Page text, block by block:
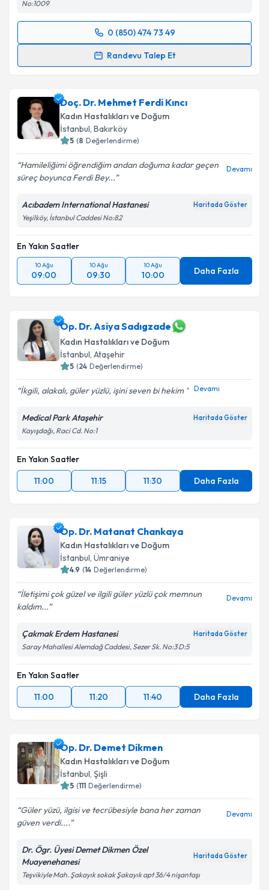
No:1009
0 (850) 474 73 49
Randevu Talep Et
Randevu Takvimi Talebi
takvim hazırlandığında e-posta ile bilgilendireceğiz.
E-posta Adresiniz
Kişisel verilerimin işlenmesine ilişkin
kapsamda işlenmesini kabul ediyorum.
Doç. Dr. Mehmet Ferdi Kıncı
Kadın Hastalıkları ve Doğum
İstanbul, Bakırköy
5 (8 Değerlendirme)
Hamileliğimi öğrendiğim andan doğuma kadar geçen
süreç boyunca Ferdi Bey...
Devamı
Acıbadem International Hastanesi Haritada Göster
Yeşilköy, İstanbul Caddesi No:82
En Yakın Saatler
10 Ağu
09:00
10 Ağu
09:30
10 Ağu
10:00 Daha Fazla
Op. Dr. Asiya Sadıgzade
Kadın Hastalıkları ve Doğum
İstanbul, Ataşehir
5 (24 Değerlendirme)
İkgili, alakalı, güler yüzlü, işini seven bi hekim Devamı
Medical Park Ataşehir Haritada Göster
Kayışdağı, Raci Cd. No:1
En Yakın Saatler
11:00
11:15 11:30 Daha Fazla
Op. Dr. Matanat Chankaya
Kadın Hastalıkları ve Doğum
İstanbul, Ümraniye
4.9 (14 Değerlendirme)
İletişimi çok güzel ve ilgili güler yüzlü çok memnun
kaldım...
Devamı
Çakmak Erdem Hastanesi Haritada Göster
Saray Mahallesi Alemdağ Caddesi, Sezer Sk. No:3 D:5
En Yakın Saatler
11:00
11:20 11:40 Daha Fazla
Op. Dr. Demet Dikmen
Kadın Hastalıkları ve Doğum
İstanbul, Şişli
5 (111 Değerlendirme)
Güler yüzü, ilgisi ve tecrübesiyle bana her zaman
güven verdi....
Devamı
Dr. Ögr. Üyesi Demet Dikmen Özel
Muayenehanesi
Haritada Göster
Teşvikiyle Mah. Şakayık sokak Şakayık apt 36/4 nişantaşı